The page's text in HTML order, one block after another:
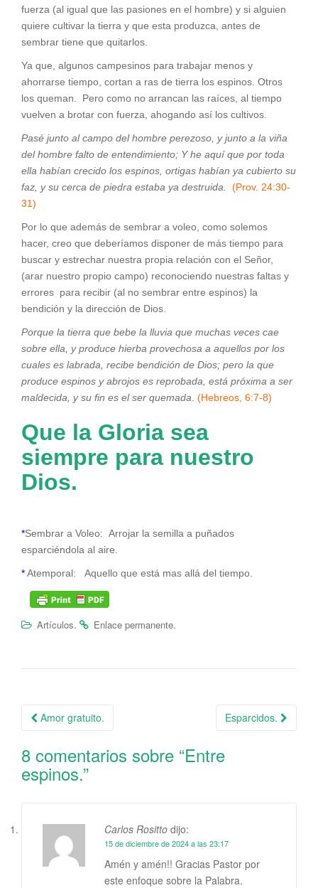
fuerza (al igual que las pasiones en el hombre) y si alguien
quiere cultivar la tierra y que esta produzca, antes de
sembrar tiene que quitarlos.
Ya que, algunos campesinos para trabajar menos y
ahorrarse tiempo, cortan a ras de tierra los espinos. Otros
los queman. Pero como no arrancan las raíces, al tiempo
vuelven a brotar con fuerza, ahogando así los cultivos.
Pasé junto al campo del hombre perezoso, y junto a la viña
del hombre falto de entendimiento; Y he aquí que por toda
ella habían crecido los espinos, ortigas habían ya cubierto su
faz, y su cerca de piedra estaba ya destruida. (Prov. 24:30-
31)
Por lo que además de sembrar a voleo, como solemos
hacer, creo que deberíamos disponer de más tiempo para
buscar y estrechar nuestra propia relación con el Señor,
(arar nuestro propio campo) reconociendo nuestras faltas y
errores para recibir (al no sembrar entre espinos) la
bendición y la dirección de Dios.
Porque la tierra que bebe la lluvia que muchas veces cae
sobre ella, y produce hierba provechosa a aquellos por los
cuales es labrada, recibe bendición de Dios; pero la que
produce espinos y abrojos es reprobada, está próxima a ser
maldecida, y su fin es el ser quemada. (Hebreos, 6:7-8)
Que la Gloria sea
siempre para nuestro
Dios.
*Sembrar a Voleo: Arrojar la semilla a puñados
esparciéndola al aire.
*Atemporal: Aquello que está mas allá del tiempo.
Artículos. Enlace permanente.
Navegación de la entrada
Amor gratuito. Esparcidos.
8 comentarios sobre “Entre
espinos.”
Carlos Rositto dijo:
15 de diciembre de 2024 a las 23:17
Amén y amén!! Gracias Pastor por
este enfoque sobre la Palabra.